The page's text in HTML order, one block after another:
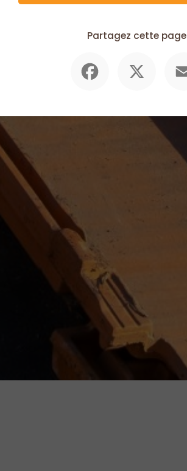
Partagez cette page